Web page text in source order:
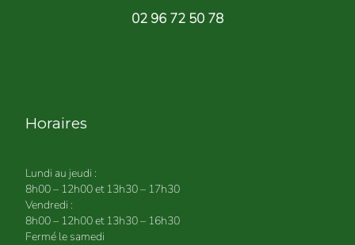
02 96 72 50 78
Horaires
Lundi au jeudi :
8h00 – 12h00 et 13h30 – 17h30
Vendredi :
8h00 – 12h00 et 13h30 – 16h30
Fermé le samedi